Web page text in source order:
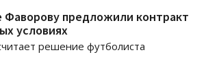
Фаворову предложили контракт
условиях
решение футболиста